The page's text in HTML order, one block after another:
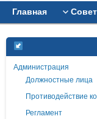
Главная Совет
Администрация
Должностные лица
Противодействие
Регламент